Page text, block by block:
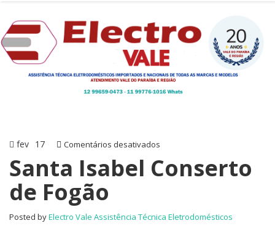
fev 17 Comentários desativados
Isabel
Santa Isabel Conserto
de Fogão
Posted byElectro Vale Assistência Técnica Eletrodomésticos